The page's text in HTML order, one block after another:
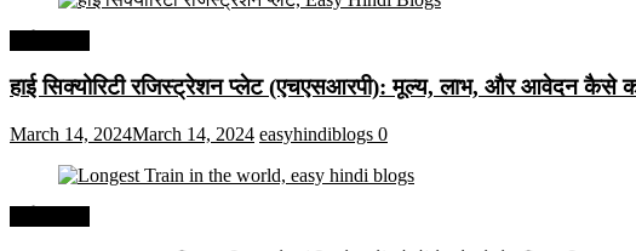
हाई सिक्योरिटी रजिस्ट्रेशन प्लेट (एचएसआरपी): मूल्य, लाभ, और आवेदन कैसे
March 14, 2024March 14, 2024 easyhindiblogs 0